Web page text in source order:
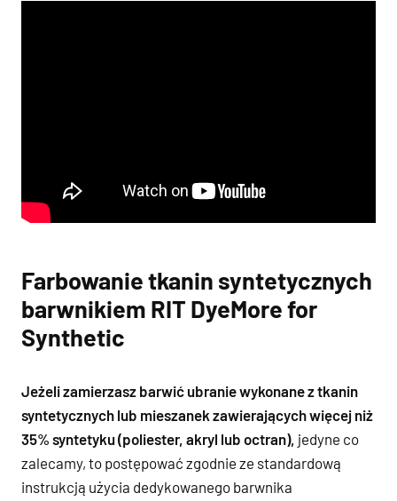
Farbowanie tkanin syntetycznych
barwnikiem RIT DyeMore for
Synthetic
Jeżeli zamierzasz barwić ubranie wykonane z tkanin
syntetycznych lub mieszanek zawierających więcej niż
35% syntetyku (poliester, akryl lub octran), jedyne co
zalecamy, to postępować zgodnie ze standardową
instrukcją użycia dedykowanego barwnika